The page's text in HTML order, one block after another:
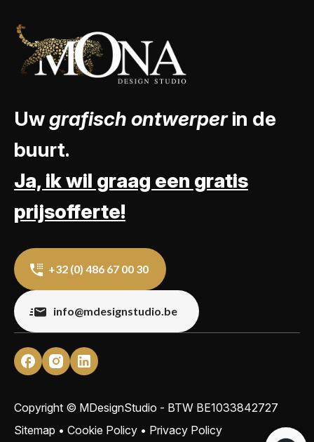
Uwgrafisch ontwerperin de
buurt.
Ja, ik wil graag een gratis
prijsofferte!
+32 (0) 486 67 00 30
info@mdesignstudio.be
Copyright © MDesignStudio - BTW BE1033842727
Sitemap • Cookie Policy • Privacy Policy